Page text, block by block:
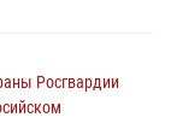
Росгвардии